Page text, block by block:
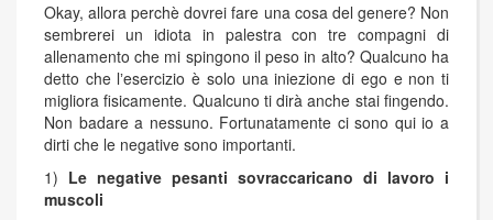
Okay, allora perchè dovrei fare una cosa del genere? Non
sembrerei un idiota in palestra con tre compagni di
allenamento che mi spingono il peso in alto? Qualcuno ha
detto che lʼesercizio è solo una iniezione di ego e non ti
migliora fisicamente. Qualcuno ti dirà anche stai fingendo.
Non badare a nessuno. Fortunatamente ci sono qui io a
dirti che le negative sono importanti.
1) Le negative pesanti sovraccaricano di lavoro i
muscoli